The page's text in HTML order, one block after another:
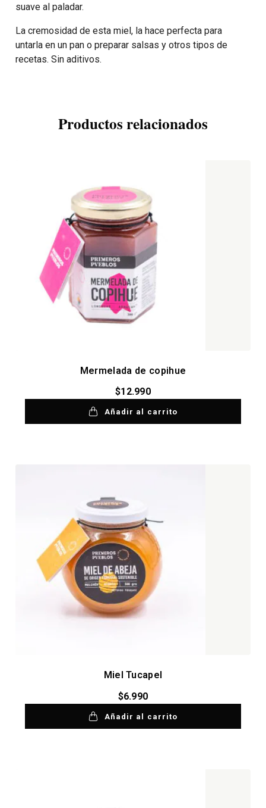
suave al paladar.
La cremosidad de esta miel, la hace perfecta para
untarla en un pan o preparar salsas y otros tipos de
recetas. Sin aditivos.
Productos relacionados
Mermelada de copihue
$12.990
Añadir al carrito
Miel Tucapel
$6.990
Añadir al carrito